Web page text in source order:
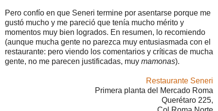
Pero confío en que Seneri termine por asentarse porque me
gustó mucho y me pareció que tenía mucho mérito y
momentos muy bien logrados. En resumen, lo recomiendo
(aunque mucha gente no parezca muy entusiasmada con el
restaurante: pero viendo los comentarios y críticas de mucha
gente, no me parecen justificadas, muy mamonas).
Restaurante Seneri
Primera planta del Mercado Roma
Querétaro 225,